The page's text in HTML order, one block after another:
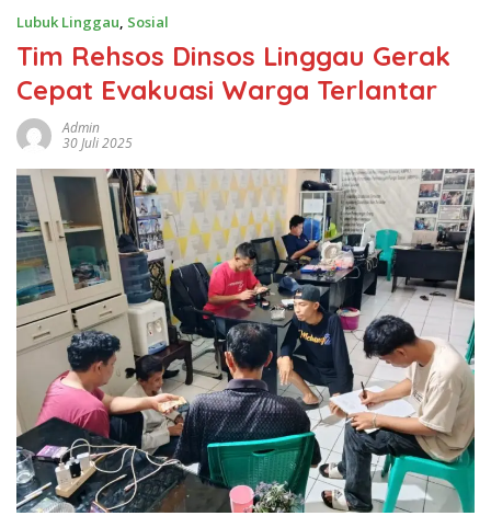
Lubuk Linggau, Sosial
Tim Rehsos Dinsos Linggau Gerak
Cepat Evakuasi Warga Terlantar
Admin
30 Juli 2025